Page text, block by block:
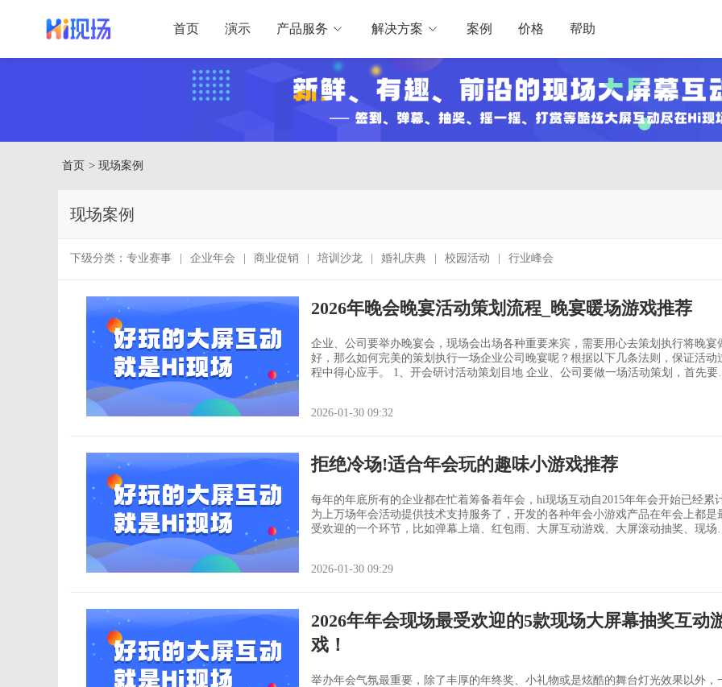
首页 演示 产品服务 解决方案 案例 价格 帮助
首页 > 现场案例
现场案例
下级分类： 专业赛事 | 企业年会 | 商业促销 | 培训沙龙 | 婚礼庆典 | 校园活动 | 行业峰会
2026年晚会晚宴活动策划流程_晚宴暖场游戏推荐
企业、公司要举办晚宴会，现场会出场各种重要来宾，需要用心去策划执行将晚宴
好，那么如何完美的策划执行一场企业公司晚宴呢？根据以下几条法则，保证活动
程中得心应手。 1、开会研讨活动策划目地 企业、公司要做一场活动策划，首先要开
找活动策划的风格
2026-01-30 09:32
拒绝冷场!适合年会玩的趣味小游戏推荐
每年的年底所有的企业都在忙着筹备着年会，hi现场互动自2015年年会开始已经累
为上万场年会活动提供技术支持服务了，开发的各种年会小游戏产品在年会上都是
受欢迎的一个环节，比如弹幕上墙、红包雨、大屏互动游戏、大屏滚动抽奖、现场界
大屏幕上就可以实
2026-01-30 09:29
2026年年会现场最受欢迎的5款现场大屏幕抽奖互动
戏！
举办年会气氛最重要，除了丰厚的年终奖、小礼物或是炫酷的舞台灯光效果以外，